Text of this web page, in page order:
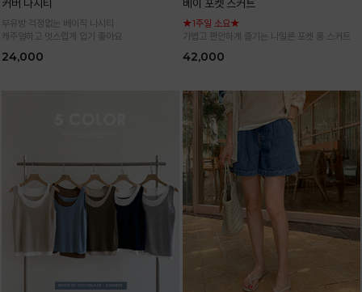
커버 나시티
부유방 걱정없는 베이직 나시티
캐주얼하고 멋스럽게 입기 좋아요
24,000
베이 포켓 스커트
★1주일 소요★
가볍고 편안하게 즐기는 나일론 포켓 롱 스커트
42,000